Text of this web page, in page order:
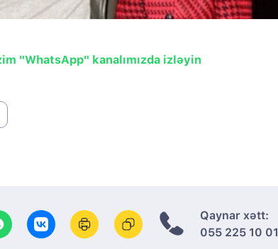
"WhatsApp" kanalımızda izləyin
Qaynar xətt:
055 225 10 01